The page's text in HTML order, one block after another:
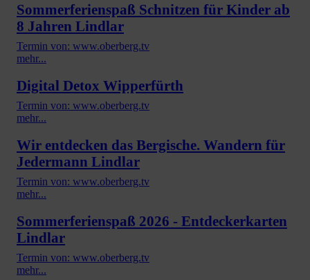
Sommerferienspaß Schnitzen für Kinder ab
8 Jahren Lindlar
Termin von: www.oberberg.tv
mehr...
Digital Detox Wipperfürth
Termin von: www.oberberg.tv
mehr...
Wir entdecken das Bergische. Wandern für
Jedermann Lindlar
Termin von: www.oberberg.tv
mehr...
Sommerferienspaß 2026 - Entdeckerkarten
Lindlar
Termin von: www.oberberg.tv
mehr...